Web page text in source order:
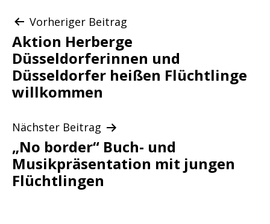
Beitragsnavigation
Vorheriger Beitrag
Aktion Herberge
Düsseldorferinnen und
Düsseldorfer heißen Flüchtlinge
willkommen
Nächster Beitrag
„No border“ Buch- und
Musikpräsentation mit jungen
Flüchtlingen